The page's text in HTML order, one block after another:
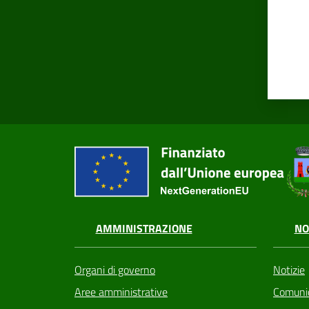
AMMINISTRAZIONE
Organi di governo
Aree amministrative
Notizie